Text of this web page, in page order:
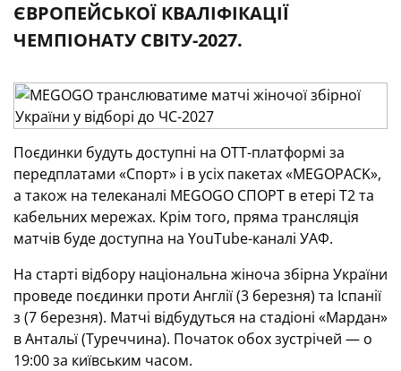
ЄВРОПЕЙСЬКОЇ КВАЛІФІКАЦІЇ
ЧЕМПІОНАТУ СВІТУ-2027.
Поєдинки будуть доступні на OTT-платформі за
передплатами «Спорт» і в усіх пакетах «MEGOPACK»,
а також на телеканалі MEGOGO СПОРТ в етері Т2 та
кабельних мережах. Крім того, пряма трансляція
матчів буде доступна на YouTube-каналі УАФ.
На старті відбору національна жіноча збірна України
проведе поєдинки проти Англії (3 березня) та Іспанії
з (7 березня). Матчі відбудуться на стадіоні «Мардан»
в Антальї (Туреччина). Початок обох зустрічей — о
19:00 за київським часом.